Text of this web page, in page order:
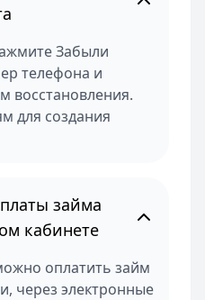
Забыли
телефона и
восстановления.
для создания
займа
кабинете
оплатить займ
через электронные